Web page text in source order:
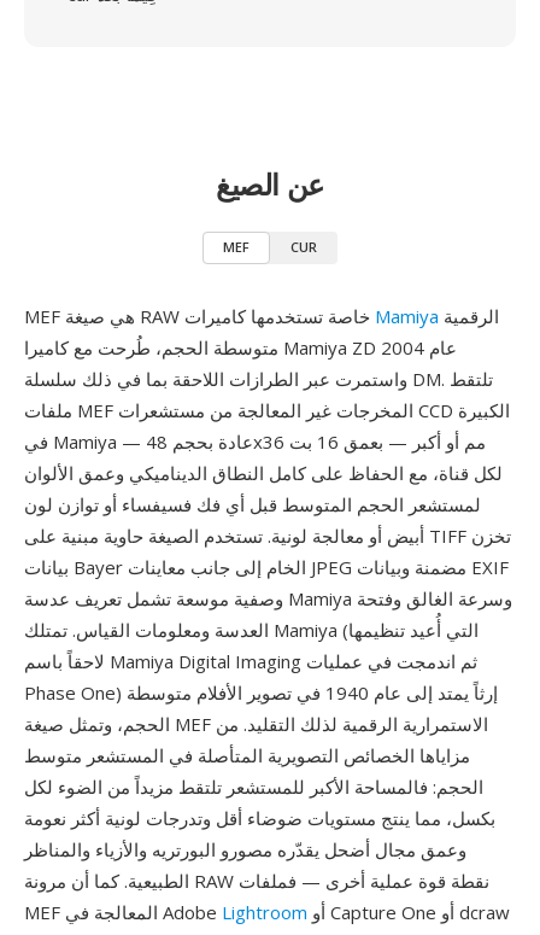
عن الصيغ
MEF CUR
Mamiya
متوسطة الحجم، طُرحت مع كاميرا Mamiya ZD عام 2004
واستمرت عبر الطرازات اللاحقة بما في ذلك سلسلة DM. تلتقط
ملفات MEF المخرجات غير المعالجة من مستشعرات CCD الكبيرة
في Mamiya — عادة بحجم 48x36 مم أو أكبر — بعمق 16 بت
لكل قناة، مع الحفاظ على كامل النطاق الديناميكي وعمق الألوان
لمستشعر الحجم المتوسط قبل أي فك فسيفساء أو توازن لون
أبيض أو معالجة لونية. تستخدم الصيغة حاوية مبنية على TIFF تخزن
بيانات Bayer الخام إلى جانب معاينات JPEG مضمنة وبيانات EXIF
وصفية موسعة تشمل تعريف عدسة Mamiya وسرعة الغالق وفتحة
العدسة ومعلومات القياس. تمتلك Mamiya (التي أُعيد تنظيمها
لاحقاً باسم Mamiya Digital Imaging ثم اندمجت في عمليات
Phase One) إرثاً يمتد إلى عام 1940 في تصوير الأفلام متوسطة
الحجم، وتمثل صيغة MEF الاستمرارية الرقمية لذلك التقليد. من
مزاياها الخصائص التصويرية المتأصلة في المستشعر متوسط
الحجم: فالمساحة الأكبر للمستشعر تلتقط مزيداً من الضوء لكل
بكسل، مما ينتج مستويات ضوضاء أقل وتدرجات لونية أكثر نعومة
وعمق مجال أضحل يقدّره مصورو البورتريه والأزياء والمناظر
الطبيعية. كما أن مرونة RAW نقطة قوة عملية أخرى — فملفات
MEF المعالجة في Adobe Lightroom